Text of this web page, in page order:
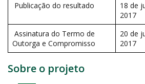
Publicação do resultado
18 de
2017
Assinatura do Termo de
Outorga e Compromisso
20 de
2017
Sobre o projeto